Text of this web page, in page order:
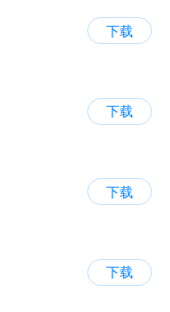
下载
下载
下载
下载